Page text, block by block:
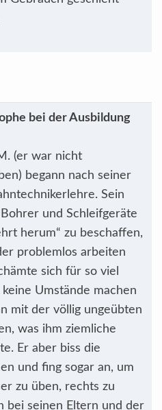
bei der Ausbildung
(er war nicht
begann nach seiner
Sein
und Schleifgeräte
herum“ zu beschaffen,
problemlos arbeiten
sich für so viel
Umstände machen
mit der völlig ungeübten
was ihm ziemliche
Er aber biss die
und fing sogar an, um
zu üben, rechts zu
bei seinen Eltern und der